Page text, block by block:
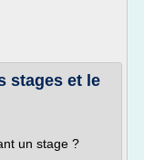
stages et le
un stage ?